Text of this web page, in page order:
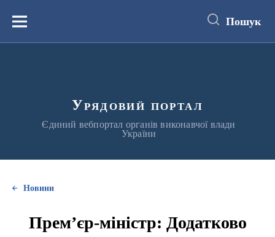
вмістуМеню Пошук
Урядовий портал
Єдиний вебпортал органів виконавчої влади
України
Новини
Прем’єр-міністр: Додатково